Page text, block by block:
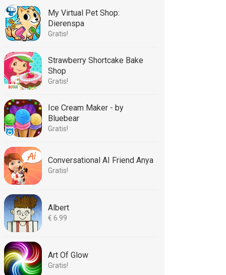
My Virtual Pet Shop:
Dierenspa
Gratis!
Strawberry Shortcake Bake
Shop
Gratis!
Ice Cream Maker - by
Bluebear
Gratis!
Conversational AI Friend Anya
Gratis!
Albert
€ 6.99
Art Of Glow
Gratis!